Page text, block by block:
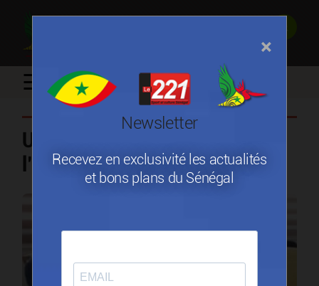
☰
Un accord pour améliorer
l’accès au marché canadien
×
Newsletter
Recevez en exclusivité les actualités
et bons plans du Sénégal